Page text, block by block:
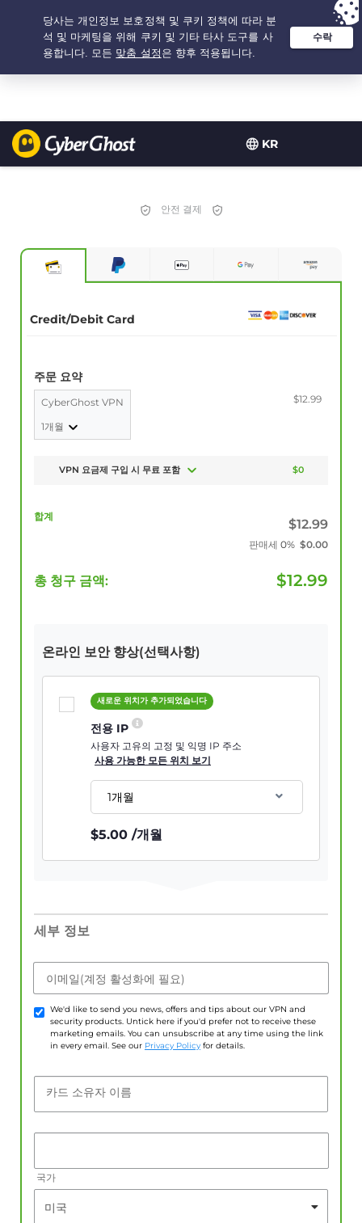
KR
추천 옵션: 최저가 - 2.1666666666667년 $ 2.19 /개월
안전 결제
Credit/Debit Card
주문 요약
CyberGhost VPN
1개월
$12.99
VPN 요금제 구입 시 무료 포함 $0
합계
$12.99
판매세 0% $0.00
총 청구 금액: $12.99
온라인 보안 향상(선택사항)
새로운 위치가 추가되었습니다
전용 IP
사용자 고유의 고정 및 익명 IP 주소
사용 가능한 모든 위치 보기
1개월
$5.00 /개월
세부 정보
이메일(계정 활성화에 필요)
We'd like to send you news, offers and tips about our VPN and
security products. Untick here if you'd prefer not to receive these
marketing emails. You can unsubscribe at any time using the link
in every email. See our Privacy Policy for details.
카드 소유자 이름
국가